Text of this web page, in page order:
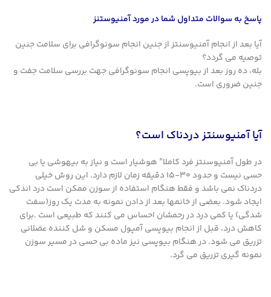
پاسخ به سوالات متداول شما در مورد آمنیوستنز
آیا بعد از انجام آمنیوسنتز از جنین انجام سونوگرافی برای سلامت جنین
توصیه می گردد؟
بله، ده روز بعد از بیوپسی انجام سونوگرافی جهت بررسی سلامت جفت و
جنین ضروری است.
آیا آمنیوسنتز دردناک است؟
در طول آمنیوسنتز فرد کاملا” هوشیار است و نیاز به بیهوشی یا بی
حسی نیست و حدود 30-15 دقیقه زمان لازم دارد. این روش خیلی
دردناک نمی باشد و فقط هنگام استفاده از سوزن ممکن است درد اندکی
ایجاد شود. بعضی از خانمها بعد از دادن نمونه به مدت یک روز(سفت
شدگی) یا کمی درد در رحمشان احساس می کنند که طبیعی است .برای
کاهش درد، قبل از انجام بیوپسی آمپول مسکن و شل کننده عضلانی
تزریق می شود. در هنگام بیوپسی نیز ماده بی حسی در مسیر سوزن
نمونه گیری تزریق می گرد.